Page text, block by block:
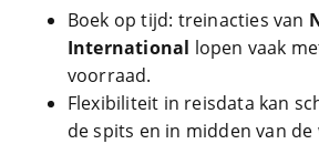
Boek op tijd: treinacties van
International lopen vaak
voorraad.
Flexibiliteit in reisdata kan
de spits en in midden van de